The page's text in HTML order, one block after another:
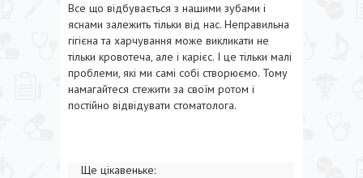
Все що відбувається з нашими зубами і
яснами залежить тільки від нас. Неправильна
гігієна та харчування може викликати не
тільки кровотеча, але і карієс. І це тільки малі
проблеми, які ми самі собі створюємо. Тому
намагайтеся стежити за своїм ротом і
постійно відвідувати стоматолога.
Ще цікавеньке: